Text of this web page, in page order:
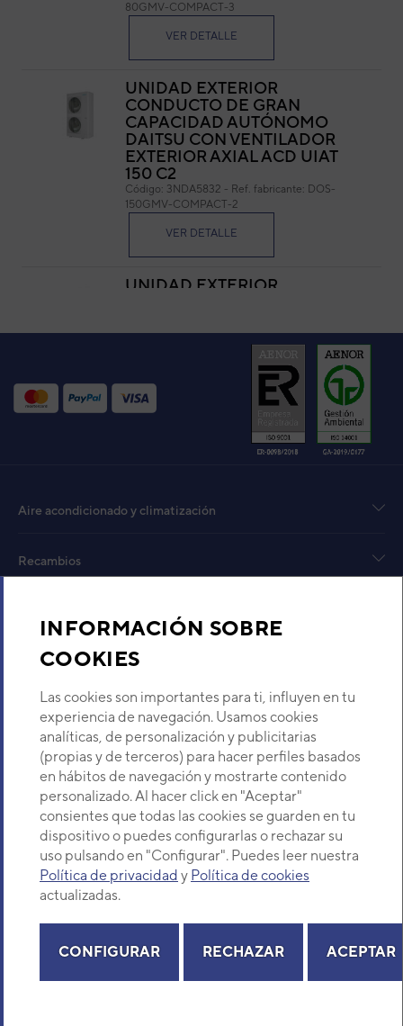
INFORMACIÓN SOBRE
COOKIES
Las cookies son importantes para ti, influyen en tu
experiencia de navegación. Usamos cookies
analíticas, de personalización y publicitarias
(propias y de terceros) para hacer perfiles basados
en hábitos de navegación y mostrarte contenido
personalizado. Al hacer click en "Aceptar"
consientes que todas las cookies se guarden en tu
dispositivo o puedes configurarlas o rechazar su
uso pulsando en "Configurar". Puedes leer nuestra
Política de privacidad y Política de cookies
actualizadas.
CONFIGURAR RECHAZAR ACEPTAR
80GMV-COMPACT-3
VER DETALLE
UNIDAD EXTERIOR
CONDUCTO DE GRAN
CAPACIDAD AUTÓNOMO
DAITSU CON VENTILADOR
EXTERIOR AXIAL ACD UIAT
150 C2
Código: 3NDA5832 - Ref. fabricante: DOS-
150GMV-COMPACT-2
VER DETALLE
UNIDAD EXTERIOR
DAITSU CON VENTILADOR
EXTERIOR AXIAL ACD UIAT
Código: Ref. fabricante:
DOS-
80GMV-COMPACT-2
DAITSU ACD UIAT 150 C3
VER DETALLE
Aire acondicionado y climatización
Recambios
Descubre Eurofred
Dónde Estamos
¿Buscas un servicio técnico?
Selecciona provincia